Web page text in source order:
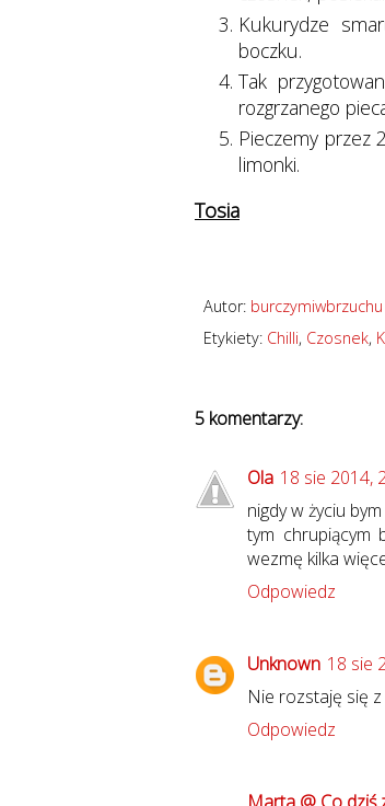
Kukurydze
boczku.
Tak
rozgrzanego
Pieczemy przez
limonki.
Tosia
Autor: burczymiwbrzuchu
Etykiety: Chilli, Czosnek,
5 komentarzy:
Ola 18 sie 2014,
nigdy w życiu
tym chrupiącym
wezmę kilka
Odpowiedz
Unknown 18 sie
Nie rozstaję się
Odpowiedz